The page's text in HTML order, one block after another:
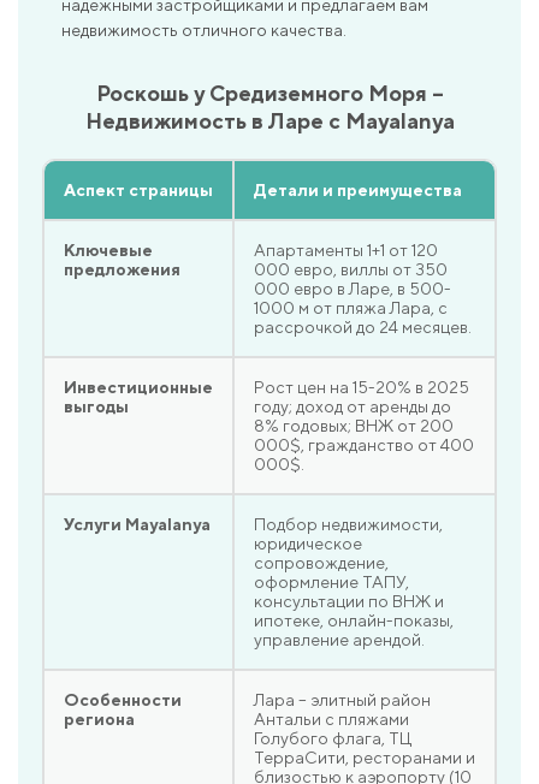
надежными застройщиками и предлагаем вам
недвижимость отличного качества.
Роскошь у Средиземного Моря –
Недвижимость в Ларе с Mayalanya
Аспект страницы Детали и преимущества
Ключевые
предложения
Апартаменты 1+1 от 120
000 евро, виллы от 350
000 евро в Ларе, в 500-
1000 м от пляжа Лара, с
рассрочкой до 24 месяцев.
Инвестиционные
выгоды
Рост цен на 15-20% в 2025
году; доход от аренды до
8% годовых; ВНЖ от 200
000$, гражданство от 400
000$.
Услуги Mayalanya
Подбор недвижимости,
юридическое
сопровождение,
оформление ТАПУ,
консультации по ВНЖ и
ипотеке, онлайн-показы,
управление арендой.
Особенности
региона
Лара – элитный район
Антальи с пляжами
Голубого флага, ТЦ
ТерраСити, ресторанами и
близостью к аэропорту (10